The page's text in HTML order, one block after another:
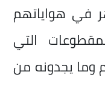
في هواياتهم
التي
يجدونه من